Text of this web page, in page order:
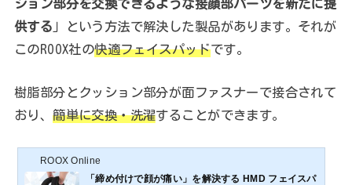
ション部分を交換できるような接顔部パーツを新たに提
供する 」という方法で解決した製品があります。それが
このROOX社の快適フェイスパッドです。
樹脂部分とクッション部分が面ファスナーで接合されて
おり、簡単に交換・洗濯することができます。
ROOX Online
「締め付けで顔が痛い」を解決する HMD フェイスパ